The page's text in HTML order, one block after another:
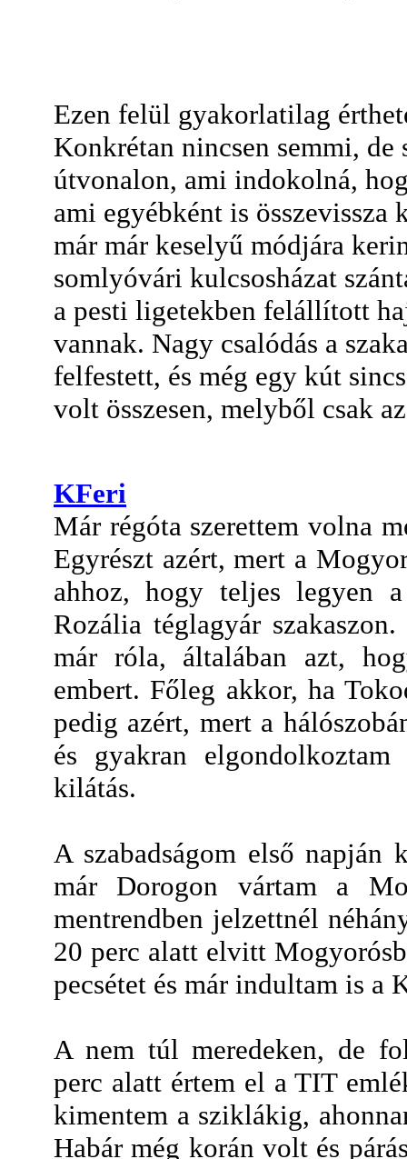
Ezen felül gyakorlatilag
Konkrétan nincsen semmi, de
útvonalon, ami indokolná,
ami egyébként is
már már keselyű módjára
somlyóvári kulcsosházat
a pesti ligetekben felállított
vannak. Nagy csalódás a
felfestett, és még egy kút
volt összesen, melyből csak
KFeri
Már régóta szerettem volna
Egyrészt azért, mert a
ahhoz, hogy teljes legyen
Rozália téglagyár
már róla, általában azt,
embert. Főleg akkor, ha
pedig azért, mert a
és gyakran
kilátás.
A szabadságom első napján
már Dorogon vártam a
mentrendben jelzettnél
20 perc alatt elvitt
pecsétet és már indultam is a
A nem túl meredeken, de
perc alatt értem el a TIT
kimentem a sziklákig,
Habár még korán volt és